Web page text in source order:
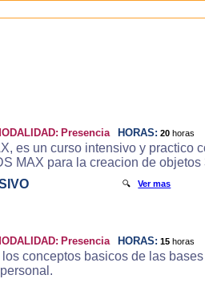
Presencia HORAS: 20 horas
es un curso intensivo y practico
MAX para la creacion de
🔍Ver mas
Presencia HORAS: 15 horas
conceptos basicos de las